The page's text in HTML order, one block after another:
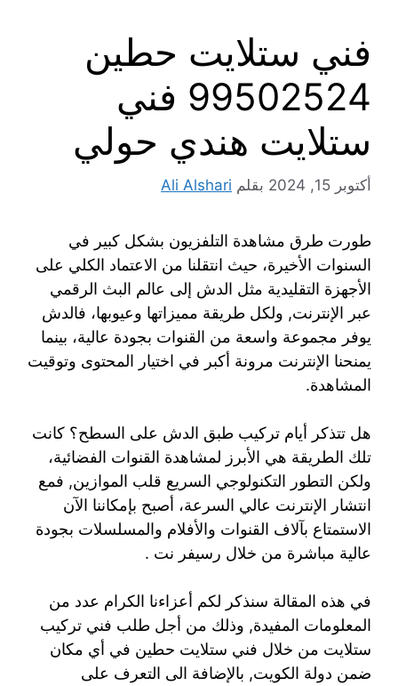
فني ستلايت حطين
99502524 فني
ستلايت هندي حولي
أكتوبر 15, 2024 بقلم Ali Alshari
طورت طرق مشاهدة التلفزيون بشكل كبير في
السنوات الأخيرة، حيث انتقلنا من الاعتماد الكلي على
الأجهزة التقليدية مثل الدش إلى عالم البث الرقمي
عبر الإنترنت, ولكل طريقة مميزاتها وعيوبها، فالدش
يوفر مجموعة واسعة من القنوات بجودة عالية، بينما
يمنحنا الإنترنت مرونة أكبر في اختيار المحتوى وتوقيت
المشاهدة.
هل تتذكر أيام تركيب طبق الدش على السطح؟ كانت
تلك الطريقة هي الأبرز لمشاهدة القنوات الفضائية،
ولكن التطور التكنولوجي السريع قلب الموازين, فمع
انتشار الإنترنت عالي السرعة، أصبح بإمكاننا الآن
الاستمتاع بآلاف القنوات والأفلام والمسلسلات بجودة
عالية مباشرة من خلال رسيفر نت .
في هذه المقالة سنذكر لكم أعزاءنا الكرام عدد من
المعلومات المفيدة, وذلك من أجل طلب فني تركيب
ستلايت من خلال فني ستلايت حطين في أي مكان
ضمن دولة الكويت, بالإضافة الى التعرف على